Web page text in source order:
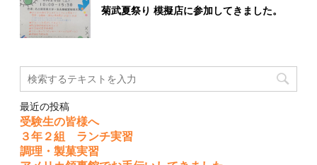
菊武夏祭り 模擬店に参加してきました。
最近の投稿
受験生の皆様へ
３年２組 ランチ実習
調理・製菓実習